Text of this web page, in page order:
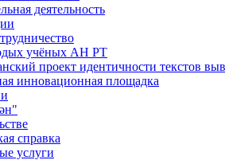
деятельность
учёных АН РТ
проект идентичности текстов
инновационная площадка
справка
услуги